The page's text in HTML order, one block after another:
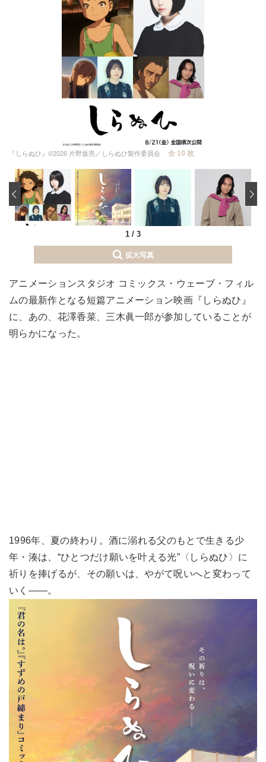
『しらぬひ』©2026 片野坂亮／しらぬひ製作委員会 全 10 枚
1 / 3
‹
拡大写真
アニメーションスタジオ コミックス・ウェーブ・フィル
ムの最新作となる短篇アニメーション映画『しらぬひ』
に、あの、花澤香菜、三木眞一郎が参加していることが
明らかになった。
1996年、夏の終わり。酒に溺れる父のもとで生きる少
年・湊は、“ひとつだけ願いを叶える光”〈しらぬひ〉に
祈りを捧げるが、その願いは、やがて呪いへと変わって
いく――。